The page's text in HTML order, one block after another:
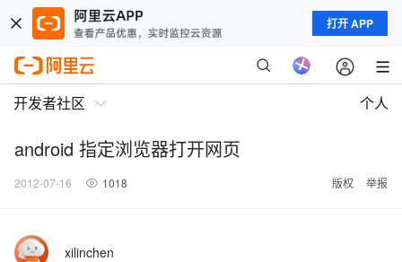
打开 APP
开发者社区 个人
android 指定浏览器打开网页
2012-07-16 1018 版权 举报
xilinchen